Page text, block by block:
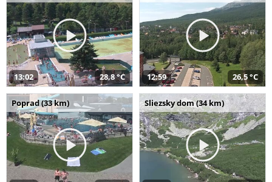
13:02 28,8 °C 12:59 26,5 °C
Poprad (33 km) Sliezsky dom (34 km)